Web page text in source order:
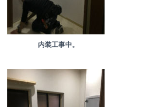
内装工事中。